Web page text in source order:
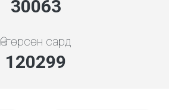
32375
Өнгөрсөн сард
129552